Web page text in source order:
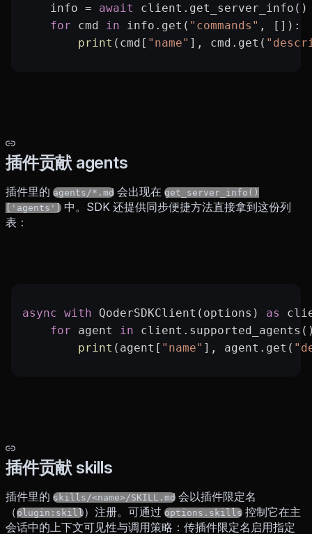
    info
= await
client.get_server_info()
    for
cmd in info.get( "commands" , []):
        print
(cmd[ "name" ], cmd.get(
插件贡献 agents
插件里的 agents/*.md 会出现在 get_server_info()
['agents'] 中。SDK 还提供同步便捷方法直接拿到这份列
表：
async with QoderSDKClient(options) as
    for
agent in
        print
(agent[ "name" ], agent.get(
插件贡献 skills
插件里的 skills/<name>/SKILL.md 会以插件限定名
（plugin:skill）注册。可通过 options.skills 控制它在主
会话中的上下文可见性与调用策略：传插件限定名启用指定